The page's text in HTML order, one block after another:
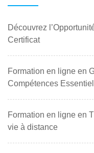
Découvrez
Certificat
Formation en ligne en
Compétences
Formation en ligne en
vie à distance